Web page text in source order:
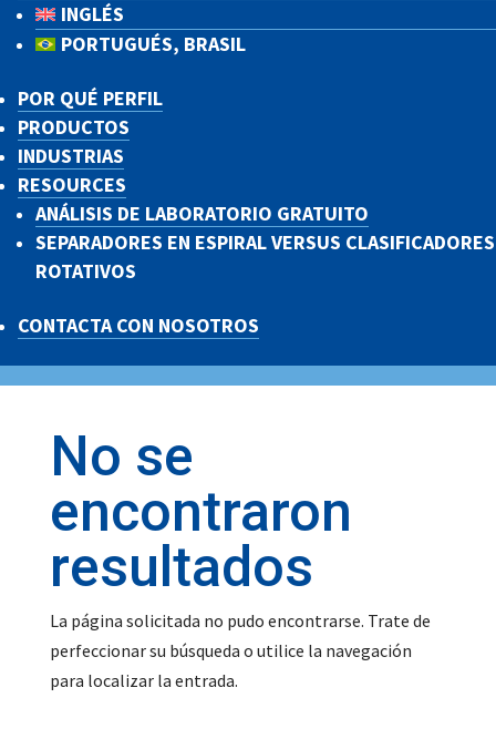
INGLÉS
PORTUGUÉS, BRASIL
POR QUÉ PERFIL
PRODUCTOS
INDUSTRIAS
RESOURCES
ANÁLISIS DE LABORATORIO GRATUITO
SEPARADORES EN ESPIRAL VERSUS CLASIFICADORES
ROTATIVOS
CONTACTA CON NOSOTROS
No se
encontraron
resultados
La página solicitada no pudo encontrarse. Trate de
perfeccionar su búsqueda o utilice la navegación
para localizar la entrada.